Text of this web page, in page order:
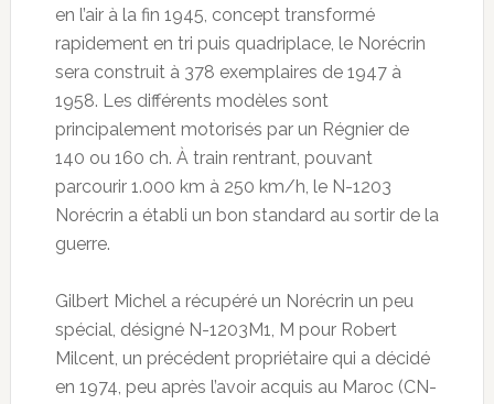
en l’air à la fin 1945, concept transformé
rapidement en tri puis quadriplace, le Norécrin
sera construit à 378 exemplaires de 1947 à
1958. Les différents modèles sont
principalement motorisés par un Régnier de
140 ou 160 ch. À train rentrant, pouvant
parcourir 1.000 km à 250 km/h, le N-1203
Norécrin a établi un bon standard au sortir de la
guerre.
Gilbert Michel a récupéré un Norécrin un peu
spécial, désigné N-1203M1, M pour Robert
Milcent, un précédent propriétaire qui a décidé
en 1974, peu après l’avoir acquis au Maroc (CN-